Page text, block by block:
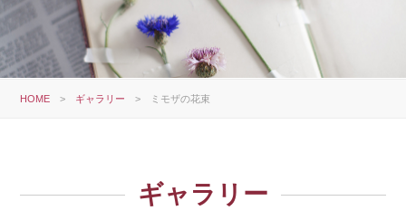
HOME > ギャラリー > ミモザの花束
ギャラリー